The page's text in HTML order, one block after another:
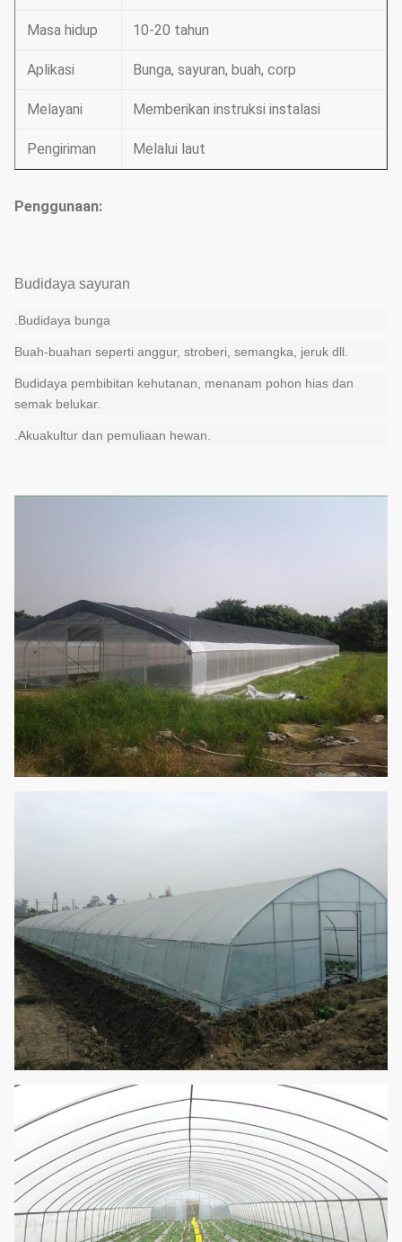
Masa hidup 10-20 tahun
Aplikasi Bunga, sayuran, buah, corp
Melayani Memberikan instruksi instalasi
Pengiriman Melalui laut
Penggunaan:
Budidaya sayuran
.Budidaya bunga
Buah-buahan seperti anggur, stroberi, semangka, jeruk dll.
Budidaya pembibitan kehutanan, menanam pohon hias dan
semak belukar.
.Akuakultur dan pemuliaan hewan.